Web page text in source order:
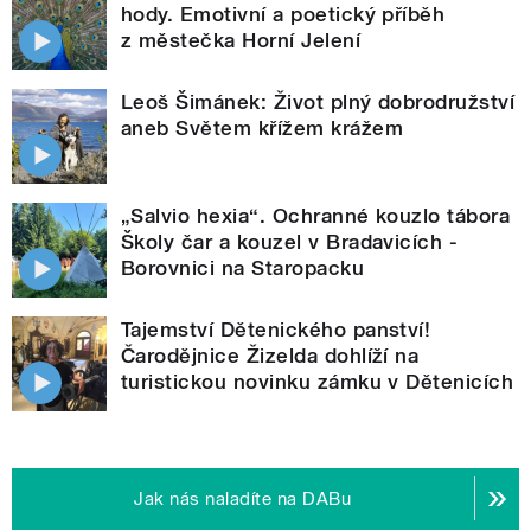
hody. Emotivní a poetický příběh
z městečka Horní Jelení
Leoš Šimánek: Život plný dobrodružství
aneb Světem křížem krážem
„Salvio hexia“. Ochranné kouzlo tábora
Školy čar a kouzel v Bradavicích -
Borovnici na Staropacku
Tajemství Dětenického panství!
Čarodějnice Žizelda dohlíží na
turistickou novinku zámku v Dětenicích
Jak nás naladíte na DABu